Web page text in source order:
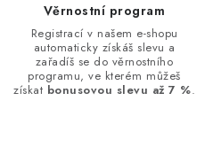
p
Věrnostní program
Registrací v našem e-shopu
automaticky získáš slevu a
zařadíš se do věrnostního
programu, ve kterém můžeš
získat bonusovou slevu až 7 %.